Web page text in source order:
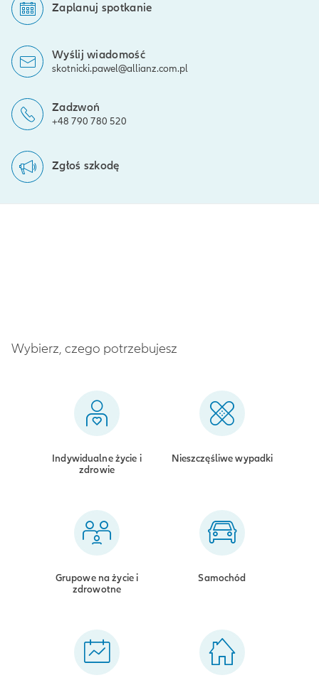
Zaplanuj spotkanie
Wyślij wiadomość
skotnicki.pawel@allianz.com.pl
Zadzwoń
+48 790 780 520
Zgłoś szkodę
Wybierz, czego potrzebujesz
Indywidualne życie i
zdrowie
Nieszczęśliwe wypadki
Grupowe na życie i
zdrowotne
Samochód